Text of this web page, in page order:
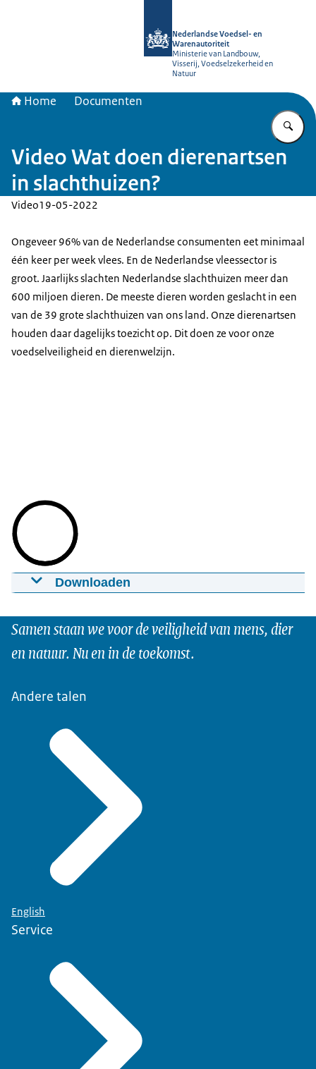
Nederlandse Voedsel- en
Warenautoriteit
Ministerie van Landbouw,
Visserij, Voedselzekerheid en
Natuur
Home Documenten
Video Wat doen dierenartsen
in slachthuizen?
Video19-05-2022
Ongeveer 96% van de Nederlandse consumenten eet minimaal
één keer per week vlees. En de Nederlandse vleessector is
groot. Jaarlijks slachten Nederlandse slachthuizen meer dan
600 miljoen dieren. De meeste dieren worden geslacht in een
van de 39 grote slachthuizen van ons land. Onze dierenartsen
houden daar dagelijks toezicht op. Dit doen ze voor onze
voedselveiligheid en dierenwelzijn.
Downloaden
slachthuizen?
19-05-202200:10:39 mp4 766.9 MB MB
Download
Samen staan we voor de veiligheid van mens, dier
en natuur. Nu en in de toekomst.
Andere talen
English
Service